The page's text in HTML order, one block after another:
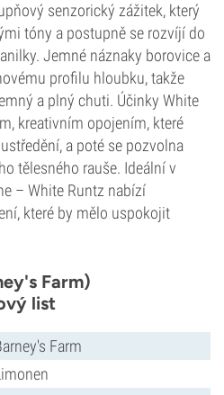
senzorický zážitek, který
tóny a postupně se rozvíjí do
Jemné náznaky borovice a
profilu hloubku, takže
a plný chuti. Účinky White
kreativním opojením, které
a poté se pozvolna
tělesného rauše. Ideální v
– White Runtz nabízí
které by mělo uspokojit
Farm)
list
Farm